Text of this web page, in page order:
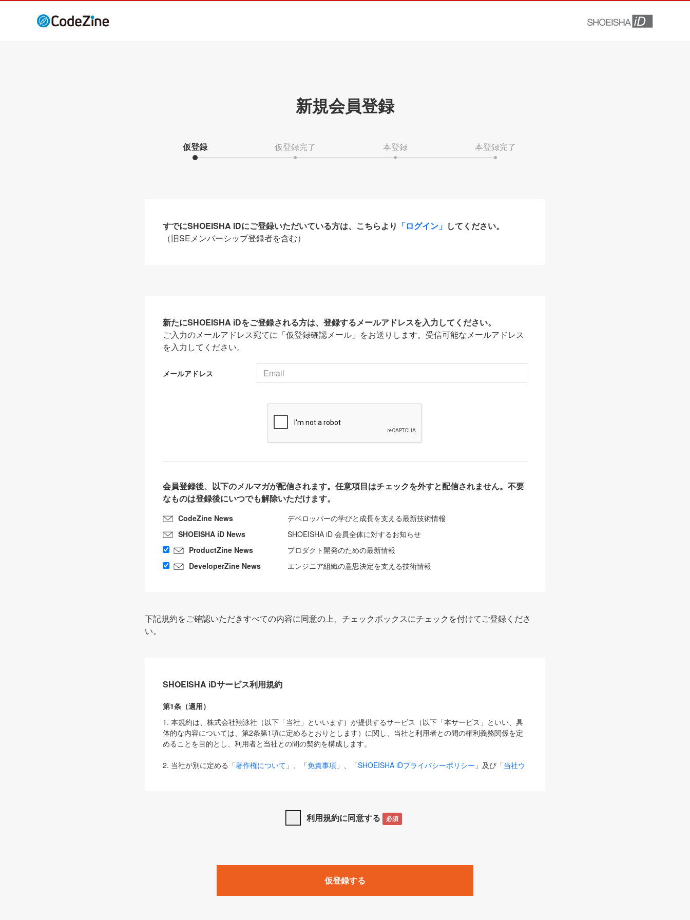
新規会員登録
仮登録 仮登録完了 本登録 本登録完了
すでにSHOEISHA iDにご登録いただいている方は、こちらより 「ログイン」 してください。
（旧SEメンバーシップ登録者を含む）
新たにSHOEISHA iDをご登録される方は、登録するメールアドレスを入力してください。
ご入力のメールアドレス宛てに「仮登録確認メール」をお送りします。受信可能なメールアドレス
を入力してください。
メールアドレス
会員登録後、以下のメルマガが配信されます。任意項目はチェックを外すと配信されません。不要
なものは登録後にいつでも解除いただけます。
CodeZine News
デベロッパーの学びと成長を支える最新技術情報
SHOEISHA iD News
SHOEISHA iD 会員全体に対するお知らせ
ProductZine News
プロダクト開発のための最新情報
DeveloperZine News
エンジニア組織の意思決定を支える技術情報
下記規約をご確認いただきすべての内容に同意の上、チェックボックスにチェックを付けてご登録くださ
い。
SHOEISHA iDサービス利用規約
第1条（適用）
1. 本規約は、株式会社翔泳社（以下「当社」といいます）が提供するサービス（以下「本サービス」といい、具
体的な内容については、第2条第1項に定めるとおりとします）に関し、当社と利用者との間の権利義務関係を定
めることを目的とし、利用者と当社との間の契約を構成します。
2. 当社が別に定める「著作権について 」、「免責事項 」、「SHOEISHA iDプライバシーポリシー 」及び「当社ウ
は、本規約の規定が優先して適用されるものとします。
1. 「本サービス」とは、当社が提供する以下のサービス（名称や内容が変更された場合、変更後のサービスを含
みます）及びこれらサービスに関連して当社が実施するイベントやキャンペーンをいいます。
「SEBook」「SEShop」「CodeZine」「MarkeZine」「EnterpriseZine」「ECzine」「Biz/Zine」「HRzine」
利用規約に同意する 必須
仮登録する